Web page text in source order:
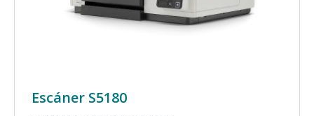
Escáner S5180